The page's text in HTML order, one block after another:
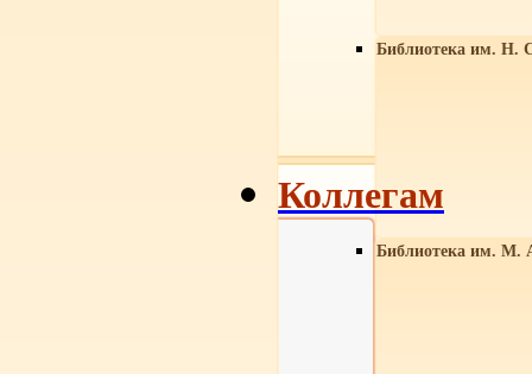
Библиотека им. Н.
Библиотека им. М.
Коллегам